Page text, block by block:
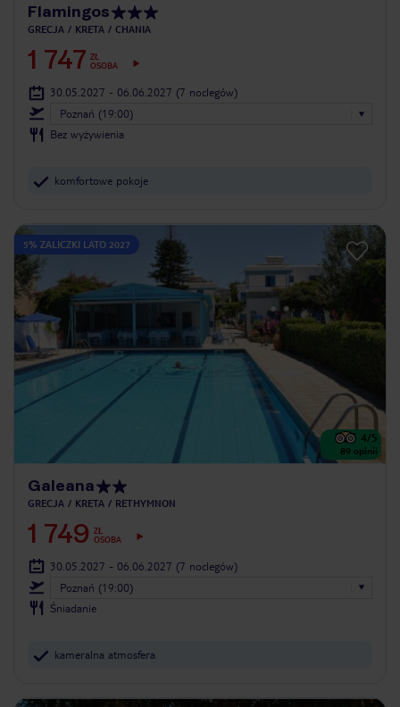
Flamingos
GRECJA KRETA CHANIA
1 747 ZŁ
OSOBA
30.05.2027 - 06.06.2027 (7 noclegów)
Poznań (19:00)
Bez wyżywienia
komfortowe pokoje
5% ZALICZKI LATO 2027
4/5
89 opinii
Galeana
GRECJA KRETA RETHYMNON
1 749 ZŁ
OSOBA
30.05.2027 - 06.06.2027 (7 noclegów)
Poznań (19:00)
Śniadanie
kameralna atmosfera